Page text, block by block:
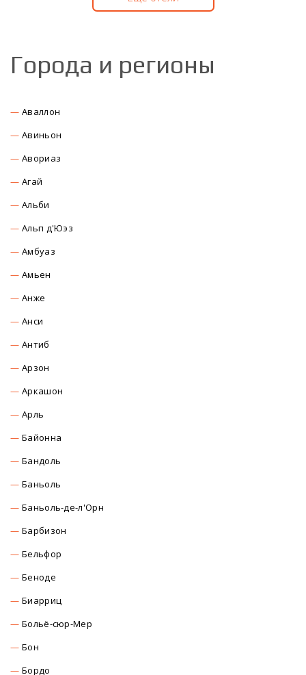
Города и регионы
Аваллон
Авиньон
Авориаз
Агай
Альби
Альп д'Юэз
Амбуаз
Амьен
Анже
Анси
Антиб
Арзон
Аркашон
Арль
Байонна
Бандоль
Баньоль
Баньоль-де-л'Орн
Барбизон
Бельфор
Беноде
Биарриц
Больё-сюр-Мер
Бон
Бордо